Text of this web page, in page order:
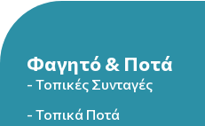
Φαγητό & Ποτά
- Τοπικές Συνταγές
- Τοπικά Ποτά